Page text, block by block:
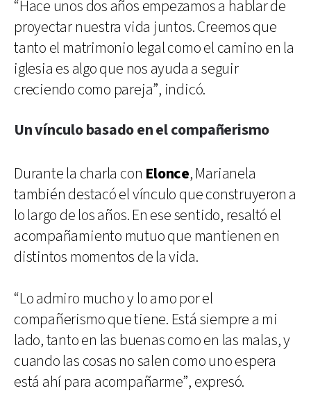
“Hace unos dos años empezamos a hablar de
proyectar nuestra vida juntos. Creemos que
tanto el matrimonio legal como el camino en la
iglesia es algo que nos ayuda a seguir
creciendo como pareja”, indicó.
Un vínculo basado en el compañerismo
Durante la charla con Elonce, Marianela
también destacó el vínculo que construyeron a
lo largo de los años. En ese sentido, resaltó el
acompañamiento mutuo que mantienen en
distintos momentos de la vida.
“Lo admiro mucho y lo amo por el
compañerismo que tiene. Está siempre a mi
lado, tanto en las buenas como en las malas, y
cuando las cosas no salen como uno espera
está ahí para acompañarme”, expresó.